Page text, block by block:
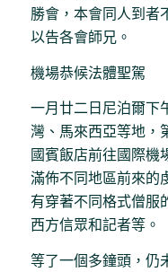
勝會，本會同人到者
以告各會師兄。
機場恭候法體聖駕
一月廿二日尼泊爾下
灣、馬來西亞等地，
國賓飯店前往國際機
滿佈不同地區前來的
有穿著不同格式僧服
西方信眾和記者等。
等了一個多鐘頭，仍